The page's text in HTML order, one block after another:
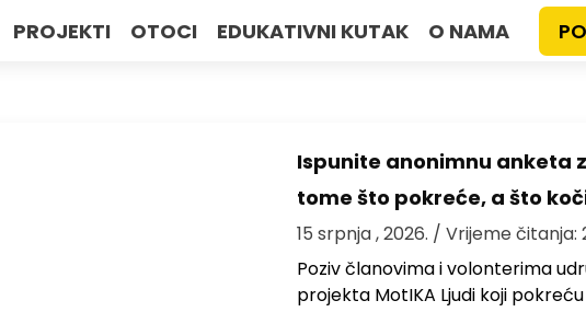
PROJEKTI OTOCI EDUKATIVNI KUTAK O NAMA
Ispunite anonimnu anketa
tome što pokreće, a što
15 srpnja , 2026. / Vrijeme čitanja:
Poziv članovima i volonterima
projekta MotIKA Ljudi koji